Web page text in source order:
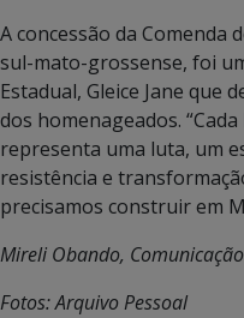
A concessão da
sul-mato-grossense, foi
Estadual, Gleice Jane que
dos homenageados.
representa uma luta, um
resistência e
precisamos construir em
Mireli Obando,
Fotos: Arquivo Pessoal